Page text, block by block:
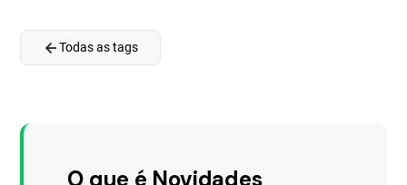
arrow_backTodas as tags
O que é Novidades